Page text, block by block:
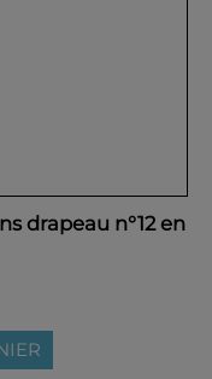
drapeau n°12 en